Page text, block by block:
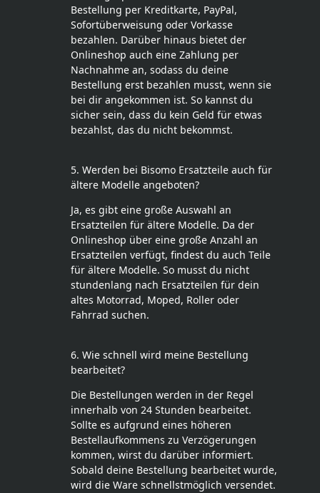
Bestellung per Kreditkarte, PayPal,
Sofortüberweisung oder Vorkasse
bezahlen. Darüber hinaus bietet der
Onlineshop auch eine Zahlung per
Nachnahme an, sodass du deine
Bestellung erst bezahlen musst, wenn sie
bei dir angekommen ist. So kannst du
sicher sein, dass du kein Geld für etwas
bezahlst, das du nicht bekommst.
5. Werden bei Bisomo Ersatzteile auch für
ältere Modelle angeboten?
Ja, es gibt eine große Auswahl an
Ersatzteilen für ältere Modelle. Da der
Onlineshop über eine große Anzahl an
Ersatzteilen verfügt, findest du auch Teile
für ältere Modelle. So musst du nicht
stundenlang nach Ersatzteilen für dein
altes Motorrad, Moped, Roller oder
Fahrrad suchen.
6. Wie schnell wird meine Bestellung
bearbeitet?
Die Bestellungen werden in der Regel
innerhalb von 24 Stunden bearbeitet.
Sollte es aufgrund eines höheren
Bestellaufkommens zu Verzögerungen
kommen, wirst du darüber informiert.
Sobald deine Bestellung bearbeitet wurde,
wird die Ware schnellstmöglich versendet.